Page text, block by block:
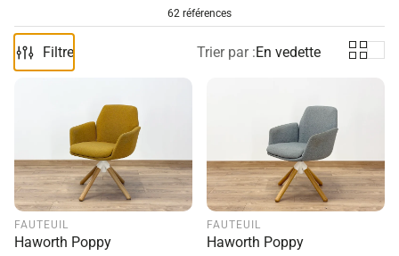
62 références
Filtre Trier par :En vedette
FAUTEUIL
Haworth Poppy
FAUTEUIL
Haworth Poppy